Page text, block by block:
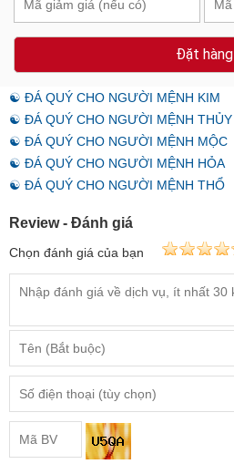
Đặt hàng
☯ ĐÁ QUÝ CHO NGƯỜI MỆNH KIM
☯ ĐÁ QUÝ CHO NGƯỜI MỆNH THỦY
☯ ĐÁ QUÝ CHO NGƯỜI MỆNH MỘC
☯ ĐÁ QUÝ CHO NGƯỜI MỆNH HỎA
☯ ĐÁ QUÝ CHO NGƯỜI MỆNH THỔ
Review - Đánh giá
Chọn đánh giá của bạn